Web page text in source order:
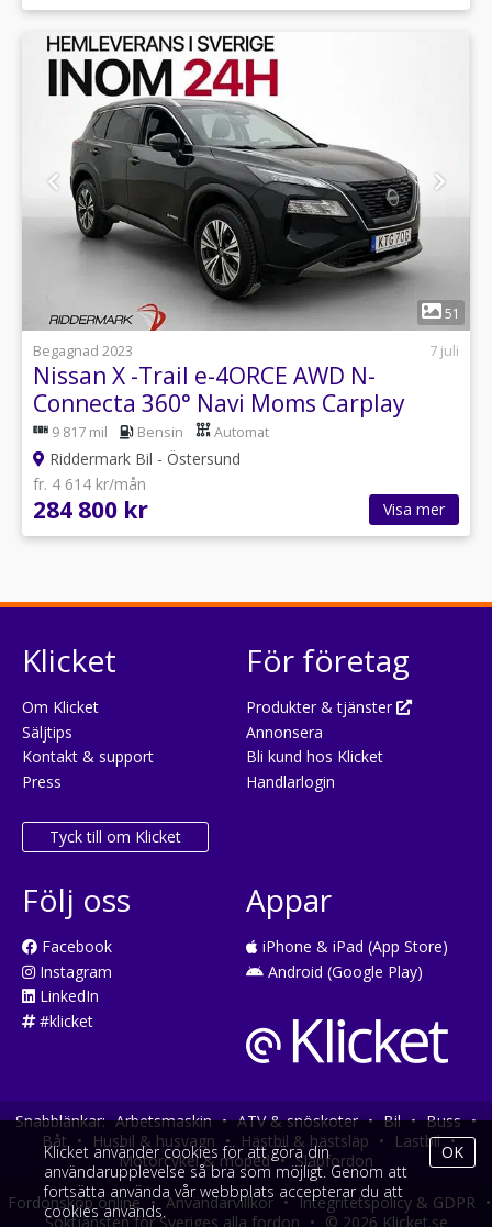
1
51
Begagnad 2023
7 juli
Nissan X -Trail e-4ORCE AWD N-
Connecta 360° Navi Moms Carplay
9 817 mil Bensin Automat
Riddermark Bil - Östersund
fr. 4 614 kr/mån
284 800 kr Visa mer
Klicket
Om Klicket
Säljtips
Kontakt & support
Press
Tyck till om Klicket
För företag
Produkter & tjänster
Annonsera
Bli kund hos Klicket
Handlarlogin
Följ oss
Facebook
Instagram
LinkedIn
#klicket
Appar
iPhone & iPad (App Store)
Android (Google Play)
Snabblänkar: Arbetsmaskin • ATV & snöskoter • Bil • Buss •
Båt • Husbil & husvagn • Hästbil & hästsläp • Lastbil •
Motorcykel & moped • Släpfordon
Fordonsköp online • Användarvillkor • Integritetspolicy & GDPR •
Söktjänsten för Sveriges alla fordon • © 2026 Klicket.se
Klicket använder cookies för att göra din
användarupplevelse så bra som möjligt. Genom att
fortsätta använda vår webbplats accepterar du att
cookies används.
OK